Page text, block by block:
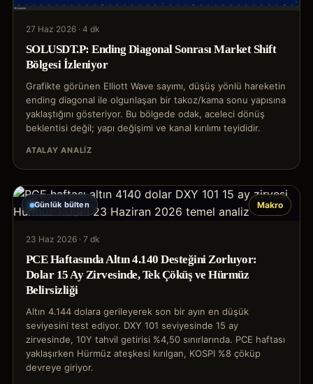
27 Haz 2026 · 4 dk
SOLUSDT.P: Ending Diagonal Sonrası Market Shift
Bölgesi İzleniyor
Grafikte görünen Elliott Wave sayımı, düşüş yönlü hareketin
ending diagonal ile olgunlaşan bir takoz/kama sonu yapısına
yaklaştığını gösteriyor. Bu bölgede odak, aceleci dönüş
beklentisi değil; yapı değişimi ve kanal kırılımı teyididir.
ATALAY ANALIZ
Makro
Günlük bülten
23 Haz 2026 · 7 dk
PCE Haftasında Altın 4.140 Desteğini Zorluyor:
Dolar 15 Ay Zirvesinde, Tek Çöküş ve Hürmüz
Belirsizliği
Altın 4.144 dolara gerileyerek son bir ayın en düşük
seviyesini test ediyor. DXY 101 seviyesinde 15 ay
zirvesinde, 10Y tahvil getirisi %4,50 sınırlarında. PCE haftası
yaklaşırken Hürmüz ateşkesi kırılgan, KOSPI %8 çöküp
devreye giriyor.